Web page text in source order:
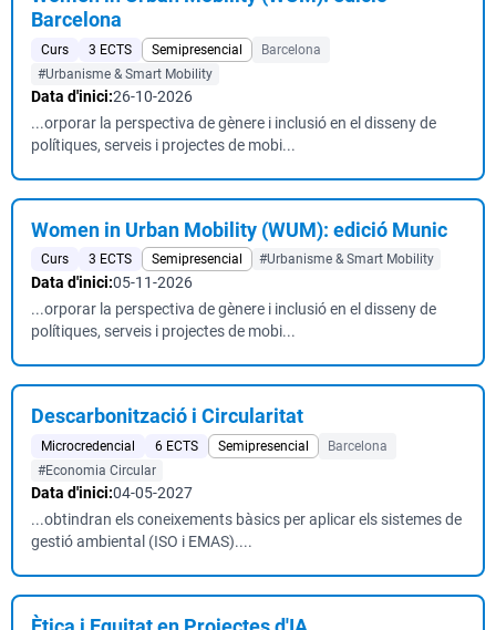
Barcelona
Curs 3 ECTS Semipresencial
Barcelona
#Urbanisme & Smart Mobility
Data d'inici:26-10-2026
...orporar la perspectiva de gènere i inclusió en el disseny de
polítiques, serveis i projectes de mobi...
Women in Urban Mobility (WUM): edició Munic
Curs 3 ECTS Semipresencial #Urbanisme & Smart Mobility
Data d'inici:05-11-2026
...orporar la perspectiva de gènere i inclusió en el disseny de
polítiques, serveis i projectes de mobi...
Descarbonització i Circularitat
Microcredencial 6 ECTS Semipresencial
Barcelona
#Economia Circular
Data d'inici:04-05-2027
...obtindran els coneixements bàsics per aplicar els sistemes de
gestió ambiental (ISO i EMAS)....